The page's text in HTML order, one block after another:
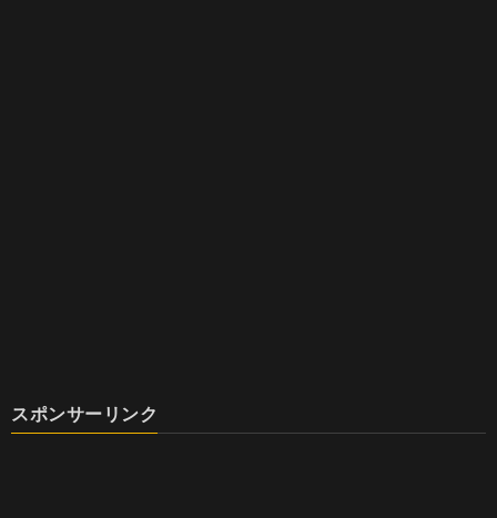
スポンサーリンク